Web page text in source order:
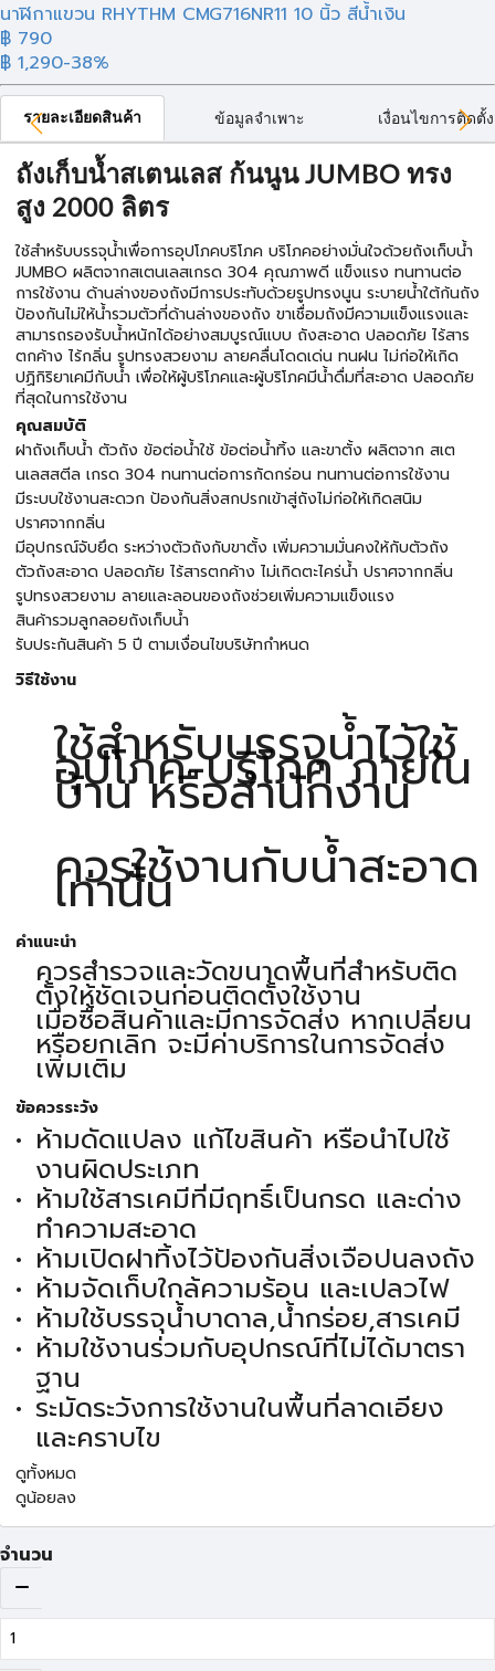
นาฬิกาแขวน RHYTHM CMG716NR11 10 นิ้ว สีน้ำเงิน
฿ 790
฿ 1,290-38%
รายละเอียดสินค้า ข้อมูลจำเพาะ เงื่อนไขการติดตั้ง
ถังเก็บน้ำสเตนเลส ก้นนูน JUMBO ทรง
สูง 2000 ลิตร
ใช้สำหรับบรรจุน้ำเพื่อการอุปโภคบริโภค บริโภคอย่างมั่นใจด้วยถังเก็บน้ำ
JUMBO ผลิตจากสเตนเลสเกรด 304 คุณภาพดี แข็งแรง ทนทานต่อ
การใช้งาน ด้านล่างของถังมีการประทับด้วยรูปทรงนูน ระบายน้ำใต้ก้นถัง
ป้องกันไม่ให้น้ำรวมตัวที่ด้านล่างของถัง ขาเชื่อมถังมีความแข็งแรงและ
สามารถรองรับน้ำหนักได้อย่างสมบูรณ์แบบ ถังสะอาด ปลอดภัย ไร้สาร
ตกค้าง ไร้กลิ่น รูปทรงสวยงาม ลายคลื่นโดดเด่น ทนฝน ไม่ก่อให้เกิด
ปฏิกิริยาเคมีกับน้ำ เพื่อให้ผู้บริโภคและผู้บริโภคมีน้ำดื่มที่สะอาด ปลอดภัย
ที่สุดในการใช้งาน
คุณสมบัติ
ฝาถังเก็บน้ำ ตัวถัง ข้อต่อน้ำใช้ ข้อต่อน้ำทิ้ง และขาตั้ง ผลิตจาก สเต
นเลสสตีล เกรด 304 ทนทานต่อการกัดกร่อน ทนทานต่อการใช้งาน
มีระบบใช้งานสะดวก ป้องกันสิ่งสกปรกเข้าสู่ถังไม่ก่อให้เกิดสนิม
ปราศจากกลิ่น
มีอุปกรณ์จับยึด ระหว่างตัวถังกับขาตั้ง เพิ่มความมั่นคงให้กับตัวถัง
ตัวถังสะอาด ปลอดภัย ไร้สารตกค้าง ไม่เกิดตะไคร่น้ำ ปราศจากกลิ่น
รูปทรงสวยงาม ลายและลอนของถังช่วยเพิ่มความแข็งแรง
สินค้ารวมลูกลอยถังเก็บน้ำ
รับประกันสินค้า 5 ปี ตามเงื่อนไขบริษัทกำหนด
วิธีใช้งาน
ใช้สำหรับบรรจุน้ำไว้ใช้
อุปโภค-บริโภค ภายใน
บ้าน หรือสำนักงาน
ควรใช้งานกับน้ำสะอาด
เท่านั้น
คำแนะนำ
ควรสำรวจและวัดขนาดพื้นที่สำหรับติด
ตั้งให้ชัดเจนก่อนติดตั้งใช้งาน
เมื่อซื้อสินค้าและมีการจัดส่ง หากเปลี่ยน
หรือยกเลิก จะมีค่าบริการในการจัดส่ง
เพิ่มเติม
ข้อควรระวัง
ห้ามดัดแปลง แก้ไขสินค้า หรือนำไปใช้
งานผิดประเภท
ห้ามใช้สารเคมีที่มีฤทธิ์เป็นกรด และด่าง
ทำความสะอาด
ห้ามเปิดฝาทิ้งไว้ป้องกันสิ่งเจือปนลงถัง
ห้ามจัดเก็บใกล้ความร้อน และเปลวไฟ
ห้ามใช้บรรจุน้ำบาดาล,น้ำกร่อย,สารเคมี
ห้ามใช้งานร่วมกับอุปกรณ์ที่ไม่ได้มาตรา
ฐาน
ระมัดระวังการใช้งานในพื้นที่ลาดเอียง
และคราบไข
ดูทั้งหมด
ดูน้อยลง
จำนวน